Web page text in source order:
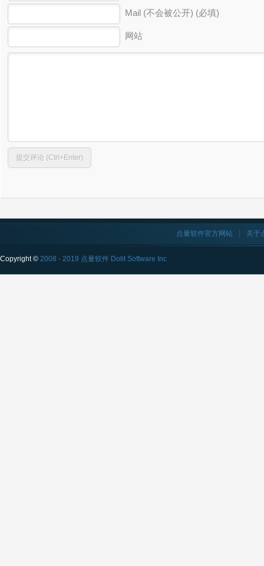
Mail (不会被公开) (必填)
网站
点量软件官方网站 关于
Copyright © 2008 - 2019 点量软件 Dolit Software Inc